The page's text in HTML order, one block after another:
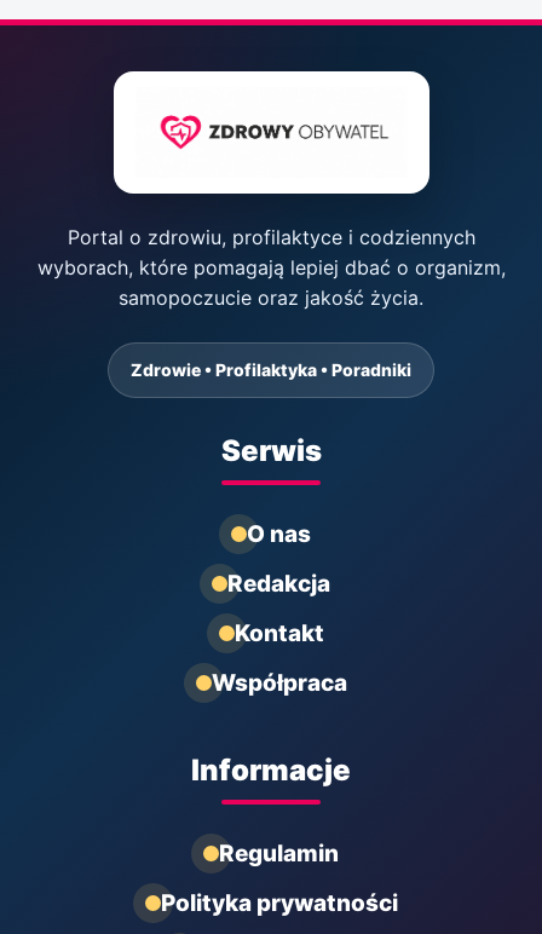
Portal o zdrowiu, profilaktyce i codziennych
wyborach, które pomagają lepiej dbać o organizm,
samopoczucie oraz jakość życia.
Zdrowie • Profilaktyka • Poradniki
Serwis
O nas
Redakcja
Kontakt
Współpraca
Informacje
Regulamin
Polityka prywatności